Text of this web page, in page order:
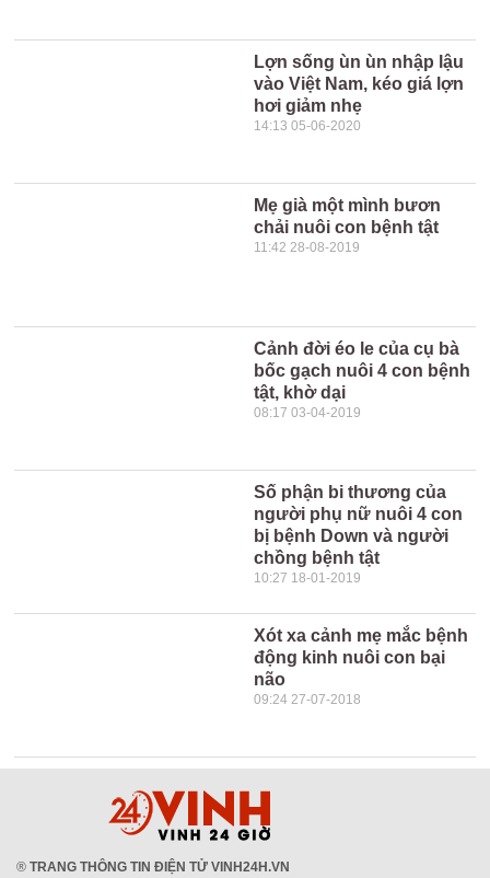
Lợn sống ùn ùn nhập lậu
vào Việt Nam, kéo giá lợn
hơi giảm nhẹ
14:13 05-06-2020
Mẹ già một mình bươn
chải nuôi con bệnh tật
11:42 28-08-2019
Cảnh đời éo le của cụ bà
bốc gạch nuôi 4 con bệnh
tật, khờ dại
08:17 03-04-2019
Số phận bi thương của
người phụ nữ nuôi 4 con
bị bệnh Down và người
chồng bệnh tật
10:27 18-01-2019
Xót xa cảnh mẹ mắc bệnh
động kinh nuôi con bại
não
09:24 27-07-2018
® TRANG THÔNG TIN ĐIỆN TỬ VINH24H.VN